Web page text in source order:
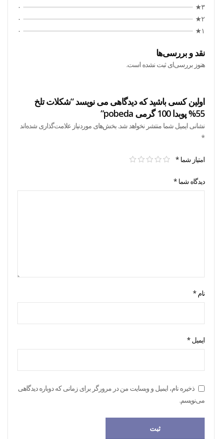
۳★
۰
۲★
۰
۱★
۰
نقد و بررسی‌ها
هنوز بررسی‌ای ثبت نشده است.
اولین کسی باشید که دیدگاهی می نویسد “شکلات تلخ
55% پوبدا 100 گرمی pobeda”
نشانی ایمیل شما منتشر نخواهد شد. بخش‌های موردنیاز علامت‌گذاری شده‌اند
*
امتیاز شما *
دیدگاه شما *
نام *
ایمیل *
ذخیره نام، ایمیل و وبسایت من در مرورگر برای زمانی که دوباره دیدگاهی
می‌نویسم.